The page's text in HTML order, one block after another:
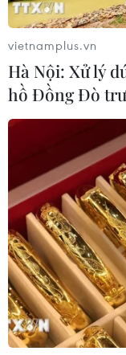
Tổng thống
đối với Cơ
19/05/2026 07:08
Theo kênh
Trump nộp lên
bang Florida,
đơn kiện.
vietnamplus.vn
Hà Nội: Xử lý
hồ Đồng Đò